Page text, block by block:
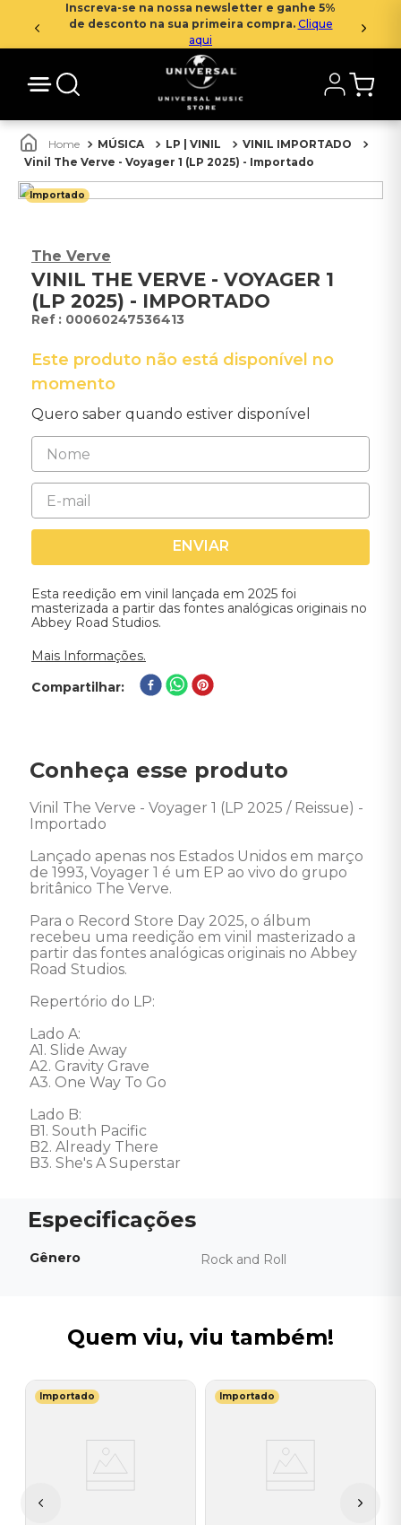
Inscreva-se na nossa newsletter e ganhe 5%
de desconto na sua primeira compra. Clique
aqui
MÚSICA LP | VINIL
VINIL IMPORTADO
Vinil The Verve - Voyager 1 (LP 2025) - Importado
Importado
The Verve
VINIL THE VERVE - VOYAGER 1
(LP 2025) - IMPORTADO
: 00060247536413
Este produto não está disponível no
momento
Quero saber quando estiver disponível
ENVIAR
Esta reedição em vinil lançada em 2025 foi
masterizada a partir das fontes analógicas originais no
Abbey Road Studios.
Mais Informações.
Compartilhar
Conheça esse produto
Vinil The Verve - Voyager 1 (LP 2025 / Reissue) -
Importado
Lançado apenas nos Estados Unidos em março
de 1993, Voyager 1 é um EP ao vivo do grupo
britânico The Verve.
Para o Record Store Day 2025, o álbum
recebeu uma reedição em vinil masterizado a
partir das fontes analógicas originais no Abbey
Road Studios.
Repertório do LP:
Lado A:
A1. Slide Away
A2. Gravity Grave
A3. One Way To Go
Lado B:
B1. South Pacific
B2. Already There
B3. She's A Superstar
Gênero Rock and Roll
Quem viu, viu também!
Importado Importado